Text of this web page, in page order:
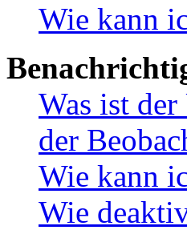
Wie kann
Was ist
der
Wie kann
Wie